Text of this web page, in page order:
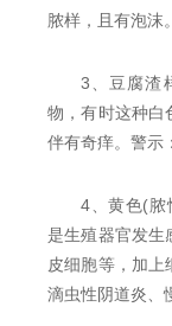
脓样，且有泡沫
3、豆腐渣
物，有时这种白
伴有奇痒。警示
4、黄色(脓
是生殖器官发生
皮细胞等，加上
滴虫性阴道炎、